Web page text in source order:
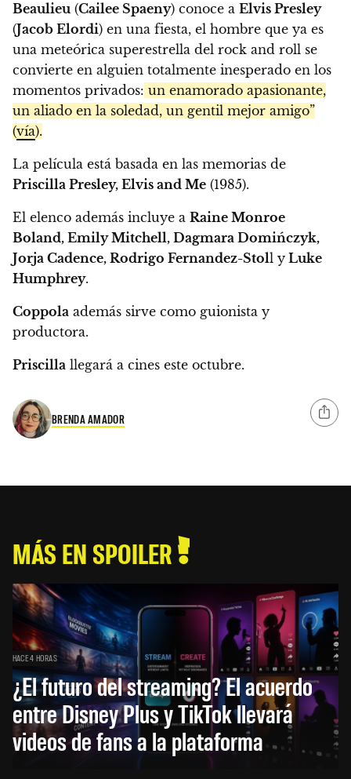
Beaulieu(Cailee Spaeny) conoce a Elvis Presley
(Jacob Elordi) en una fiesta, el hombre que ya es
una meteórica superestrella del rock and roll se
convierte en alguien totalmente inesperado en los
momentos privados: un enamorado apasionante,
un aliado en la soledad, un gentil mejor amigo”
(vía).
La película está basada en las memorias de
Priscilla Presley, Elvis and Me (1985).
El elenco además incluye a Raine Monroe
Boland, Emily Mitchell, Dagmara Domińczyk,
Jorja Cadence, Rodrigo Fernandez-Stoll y Luke
Humphrey.
Coppola además sirve como guionista y
productora.
Priscilla llegará a cines este octubre.
BRENDA AMADOR
MÁS EN SPOILER
HACE 4 HORAS
¿El futuro del streaming? El acuerdo
entre Disney Plus y TikTok llevará
videos de fans a la plataforma